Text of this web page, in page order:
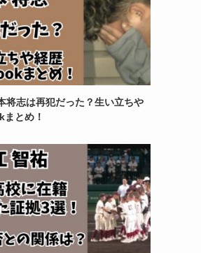
将志は再犯だった？生い立ちや
とめ！